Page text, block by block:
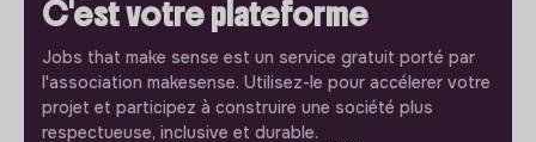
C'est votre plateforme
Jobs that make sense est un service gratuit porté par
l'association makesense. Utilisez-le pour accélerer votre
projet et participez à construire une société plus
respectueuse, inclusive et durable.